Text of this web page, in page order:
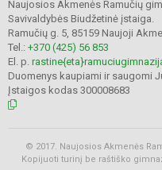
Naujosios Akmenės Ramučių
Savivaldybės Biudžetinė įstaiga.
Ramučių g. 5, 85159 Naujoji
Tel.: +370 (425) 56 853
El. p.
Duomenys kaupiami ir saugomi
Įstaigos kodas 300008683
© 2017. Naujosios Akmenės
Kopijuoti turinį be raštiško